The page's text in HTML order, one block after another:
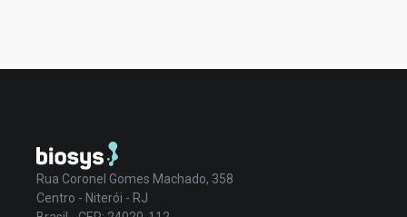
Rua Coronel Gomes Machado, 358
Centro - Niterói - RJ